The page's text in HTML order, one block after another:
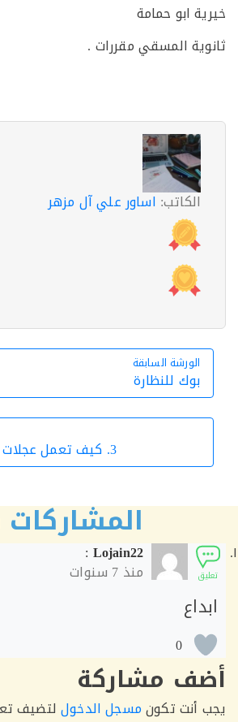
ابو حمامة
المسقي مقررات .
الكاتب:اساور علي آل مزهر
الورشة السابقة
الورشة السابقة
بوك للنظارة
المشاركات (1)
Lojain22
:
منذ
0
مشاركة
تكونمسجل الدخوللتضيف تعليقاً.